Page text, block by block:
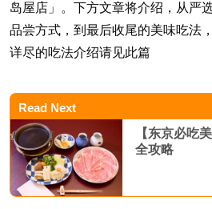
岛屋店」。下方文章将介绍，从严
品尝方式，到最后收尾的美味吃法
详尽的吃法介绍请见此篇
Read Next
【东京必吃
全攻略